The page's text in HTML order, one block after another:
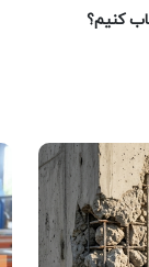
کنیم؟